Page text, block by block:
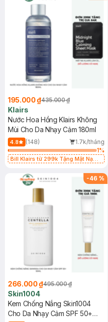
195.000 ₫435.000 ₫
Klairs
Nước Hoa Hồng Klairs Không
Mùi Cho Da Nhạy Cảm 180ml
4.8 (148)
1.7k/tháng
1%
Bill Klairs từ 299k Tặng Mặt Nạ
25ml (SL Có Hạn)
-46 %
266.000 ₫495.000 ₫
Skin1004
Kem Chống Nắng Skin1004
Cho Da Nhạy Cảm SPF 50+